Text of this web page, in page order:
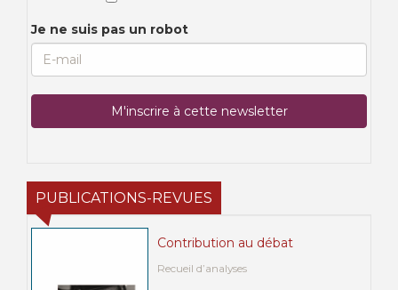
Je ne suis pas un robot
PUBLICATIONS-REVUES
Contribution au débat
Recueil d’analyses